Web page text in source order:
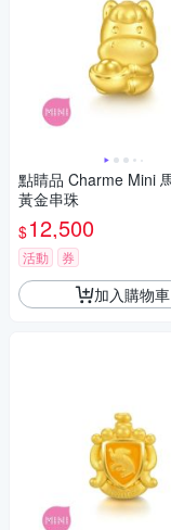
點睛品 Charme Mini 馬上暴富
黃金串珠
$12,500
活動 券
加入購物車